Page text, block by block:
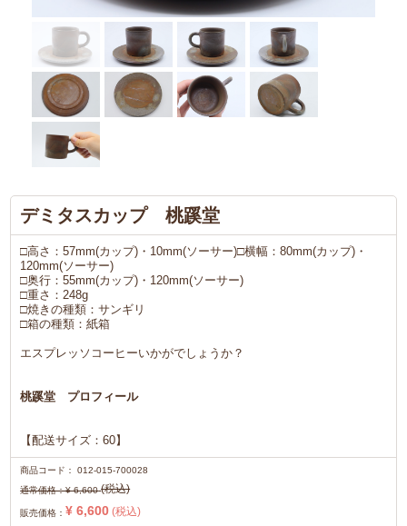
デミタスカップ 桃蹊堂
□高さ：57mm(カップ)・10mm(ソーサー)□横幅：80mm(カップ)・
120mm(ソーサー)
□奥行：55mm(カップ)・120mm(ソーサー)
□重さ：248g
□焼きの種類：サンギリ
□箱の種類：紙箱
エスプレッソコーヒーいかがでしょうか？
桃蹊堂 プロフィール
【配送サイズ：60】
商品コード：012-015-700028
通常価格：¥ 6,600 (税込)
販売価格：¥ 6,600 (税込)